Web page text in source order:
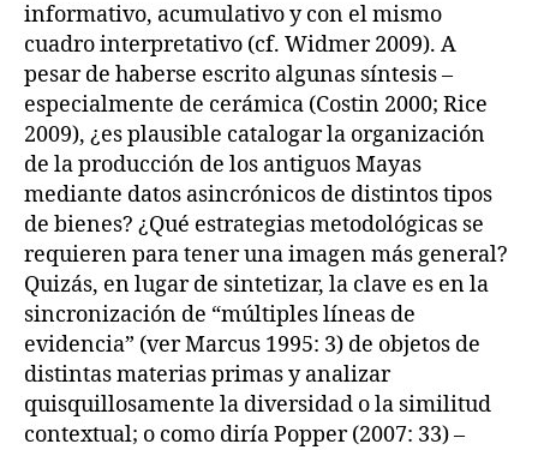
informativo, acumulativo y con el mismo
cuadro interpretativo (cf. Widmer 2009). A
pesar de haberse escrito algunas síntesis –
especialmente de cerámica (Costin 2000; Rice
2009), ¿es plausible catalogar la organización
de la producción de los antiguos Mayas
mediante datos asincrónicos de distintos tipos
de bienes? ¿Qué estrategias metodológicas se
requieren para tener una imagen más general?
Quizás, en lugar de sintetizar, la clave es en la
sincronización de “múltiples líneas de
evidencia” (ver Marcus 1995: 3) de objetos de
distintas materias primas y analizar
quisquillosamente la diversidad o la similitud
contextual; o como diría Popper (2007: 33) –